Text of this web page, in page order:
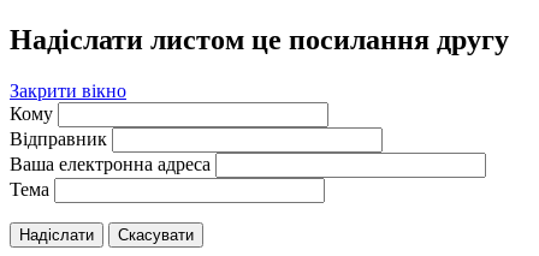
Надіслати листом це посилання другу
Закрити вікно
Кому
Відправник
Ваша електронна адреса
Тема
Надіслати Скасувати